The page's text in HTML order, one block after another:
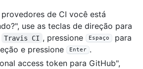
provedores de CI você está
use as teclas de direção para
Travis CI , pressione Espaço
para
e pressione
Enter .
access token para GitHub",